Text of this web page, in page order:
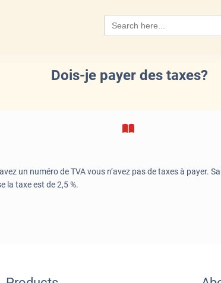
Dois-je payer des taxes?
un numéro de TVA vous n’avez pas de taxes à payer.
la taxe est de 2,5 %.